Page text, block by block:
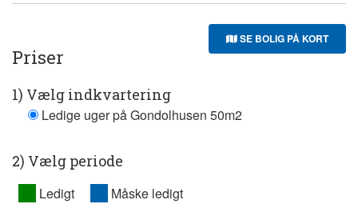
SE BOLIG PÅ KORT
Priser
1) Vælg indkvartering
Ledige uger på Gondolhusen 50m2
2) Vælg periode
Ledigt Måske ledigt